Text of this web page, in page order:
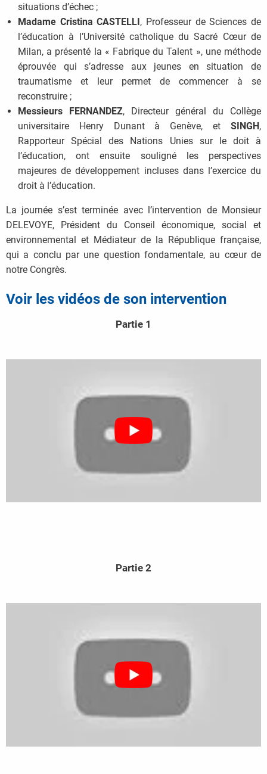
situations d’échec ;
Madame Cristina CASTELLI, Professeur de Sciences de
l’éducation à l’Université catholique du Sacré Cœur de
Milan, a présenté la « Fabrique du Talent », une méthode
éprouvée qui s’adresse aux jeunes en situation de
traumatisme et leur permet de commencer à se
reconstruire ;
Messieurs FERNANDEZ, Directeur général du Collège
universitaire Henry Dunant à Genève, et SINGH,
Rapporteur Spécial des Nations Unies sur le doit à
l’éducation, ont ensuite souligné les perspectives
majeures de développement incluses dans l’exercice du
droit à l’éducation.
La journée s’est terminée avec l’intervention de Monsieur
DELEVOYE, Président du Conseil économique, social et
environnemental et Médiateur de la République française,
qui a conclu par une question fondamentale, au cœur de
notre Congrès.
Voir les vidéos de son intervention
Partie 1
Partie 2